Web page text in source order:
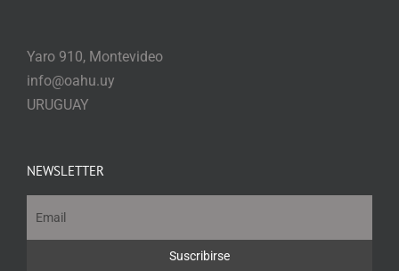
Yaro 910, Montevideo
info@oahu.uy
URUGUAY
NEWSLETTER